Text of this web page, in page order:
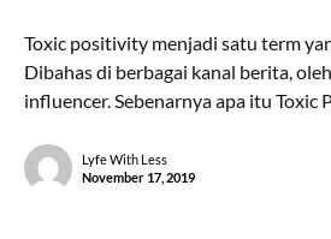
Toxic positivity menjadi satu term
Dibahas di berbagai kanal berita,
influencer. Sebenarnya apa itu Toxic
Lyfe With Less
November 17, 2019